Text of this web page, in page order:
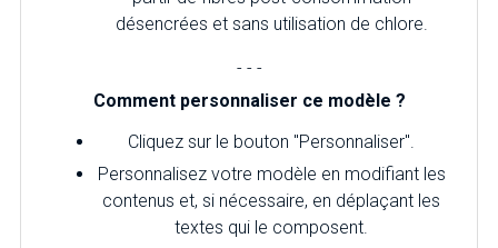
désencrées et sans utilisation de chlore.
- - -
Comment personnaliser ce modèle ?
Cliquez sur le bouton "Personnaliser".
Personnalisez votre modèle en modifiant les
contenus et, si nécessaire, en déplaçant les
textes qui le composent.